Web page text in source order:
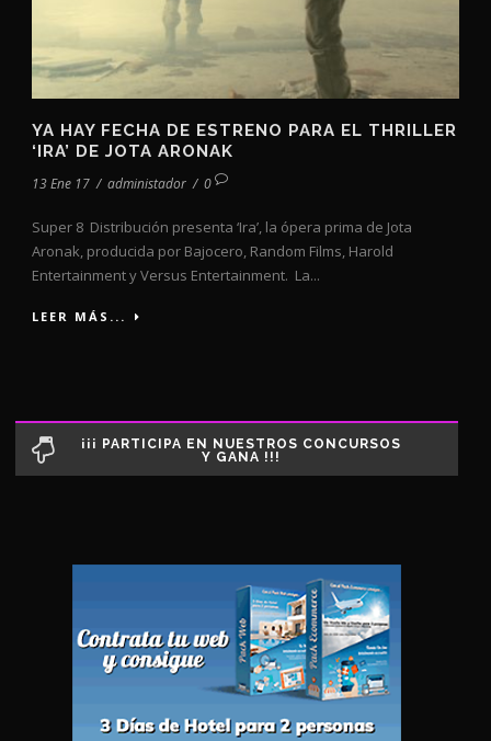
YA HAY FECHA DE ESTRENO PARA EL THRILLER
‘IRA’ DE JOTA ARONAK
13 Ene 17 / administador / 0
Super 8 Distribución presenta ‘Ira’, la ópera prima de Jota
Aronak, producida por Bajocero, Random Films, Harold
Entertainment y Versus Entertainment. La...
LEER MÁS...
¡¡¡ PARTICIPA EN NUESTROS CONCURSOS
Y GANA !!!